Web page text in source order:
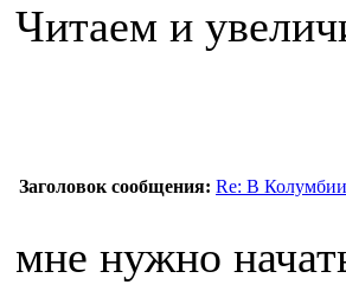
Читаем и
Заголовок сообщения: Re: В Колумбии
мне нужно